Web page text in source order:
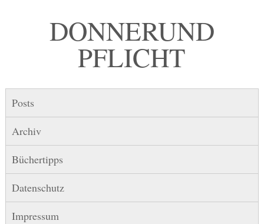
DONNER UND
PFLICHT
Posts
Archiv
Büchertipps
Datenschutz
Impressum